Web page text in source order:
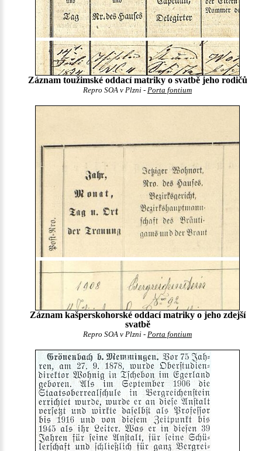
Záznam toužimské oddací matriky o svatbě jeho rodičů
Repro SOA v Plzni - Porta fontium
Záznam kašperskohorské oddací matriky o jeho zdejší
svatbě
Repro SOA v Plzni - Porta fontium